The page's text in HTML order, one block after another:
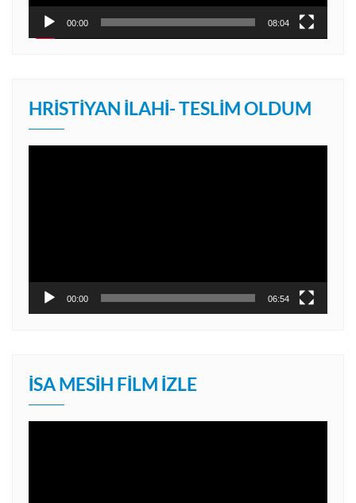
00:00 08:04
HRISTIYAN İLAHI- TESLIM OLDUM
00:00 06:54
İSA MESIH FILM İZLE